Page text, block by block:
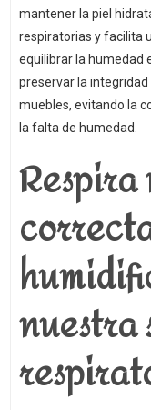
mantener la piel
respiratorias y facilita
equilibrar la humedad
preservar la
muebles, evitando la
la falta de humedad.
nuestra